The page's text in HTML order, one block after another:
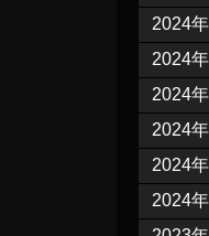
2024
2024
2024
2024
2024
2024